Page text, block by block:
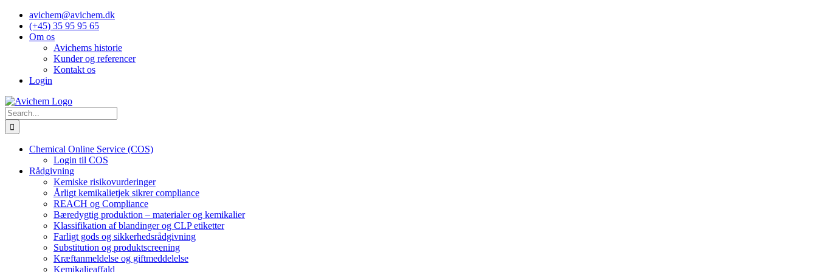
Skip
content
avichem@avichem.dk
(+45) 35 95 95 65
Om os
Avichems historie
Kunder og referencer
Kontakt os
Login
Search
for:
Chemical Online Service (COS)
Login til COS
Rådgivning
Kemiske risikovurderinger
Årligt kemikalietjek sikrer compliance
REACH og Compliance
Bæredygtig produktion – materialer og kemikalier
Klassifikation af blandinger og CLP etiketter
Farligt gods og sikkerhedsrådgivning
Substitution og produktscreening
Kræftanmeldelse og giftmeddelelse
Kemikalieaffald